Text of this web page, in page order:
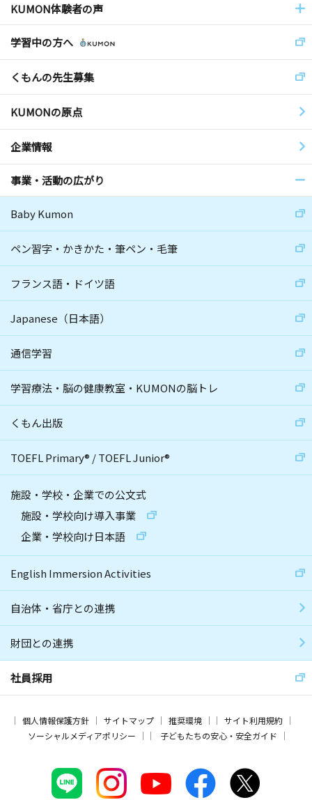
KUMON体験者の声
学習中の方へ
くもんの先生募集
KUMONの原点
企業情報
事業・活動の広がり
Baby Kumon
ペン習字・かきかた・筆ペン・毛筆
フランス語・ドイツ語
Japanese（日本語）
通信学習
学習療法・脳の健康教室・KUMONの脳トレ
くもん出版
TOEFL Primary® /TOEFL Junior®
施設・学校・企業での公文式
施設・学校向け導入事業
企業・学校向け日本語
English Immersion Activities
自治体・省庁との連携
財団との連携
社員採用
個人情報保護方針 サイトマップ 推奨環境
サイト利用規約
ソーシャルメディアポリシー
子どもたちの安心・安全ガイド